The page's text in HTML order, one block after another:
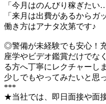
「今月はのんびり稼ぎたい…
「来月は出費があるからガ
働き方はアナタ次第です♪
◎警備が未経験でも安心！
座学やビデオ鑑賞だけでな
る方へ丁寧にレクチャーし
少しでもやってみたいと思
***
★当社では、即日面接や面